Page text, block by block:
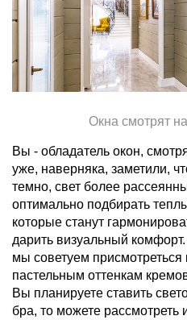
Окна смотрят
Вы - обладатель окон,
уже, наверняка, заметили,
темно, свет более
оптимально подбирать
которые станут
дарить визуальный
мы советуем
пастельным оттенкам
Вы планируете ставить
бра, то можете рассмотреть